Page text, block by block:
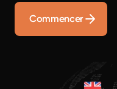
Commencer